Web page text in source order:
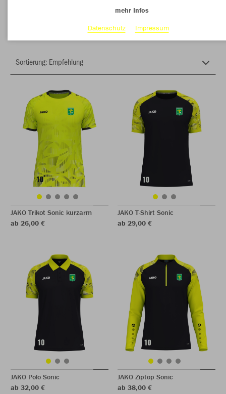
Farbe
JAKO Trikot Sonic kurzarm
ab 26,00 €
JAKO T-Shirt Sonic
ab 29,00 €
JAKO Polo Sonic
ab 32,00 €
JAKO Ziptop Sonic
ab 38,00 €
mehr Infos
Datenschutz
Impressum